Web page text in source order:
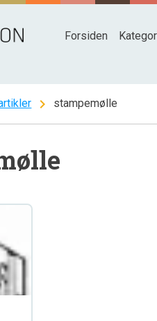
Forsiden
chevron_right stampemølle